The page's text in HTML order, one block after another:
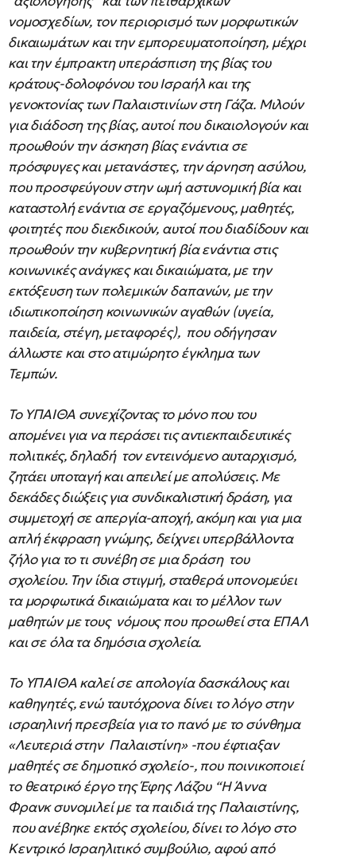
νομοσχεδίων, τον περιορισμό των μορφωτικών
δικαιωμάτων και την εμπορευματοποίηση, μέχρι
και την έμπρακτη υπεράσπιση της βίας του
κράτους-δολοφόνου του Ισραήλ και της
γενοκτονίας των Παλαιστινίων στη Γάζα. Μιλούν
για διάδοση της βίας, αυτοί που δικαιολογούν και
προωθούν την άσκηση βίας ενάντια σε
πρόσφυγες και μετανάστες, την άρνηση ασύλου,
που προσφεύγουν στην ωμή αστυνομική βία και
καταστολή ενάντια σε εργαζόμενους, μαθητές,
φοιτητές που διεκδικούν, αυτοί που διαδίδουν και
προωθούν την κυβερνητική βία ενάντια στις
κοινωνικές ανάγκες και δικαιώματα, με την
εκτόξευση των πολεμικών δαπανών, με την
ιδιωτικοποίηση κοινωνικών αγαθών (υγεία,
παιδεία, στέγη, μεταφορές), που οδήγησαν
άλλωστε και στο ατιμώρητο έγκλημα των
Τεμπών.
Το ΥΠΑΙΘΑ συνεχίζοντας το μόνο που του
απομένει για να περάσει τις αντιεκπαιδευτικές
πολιτικές, δηλαδή τον εντεινόμενο αυταρχισμό,
ζητάει υποταγή και απειλεί με απολύσεις. Με
δεκάδες διώξεις για συνδικαλιστική δράση, για
συμμετοχή σε απεργία-αποχή, ακόμη και για μια
απλή έκφραση γνώμης, δείχνει υπερβάλλοντα
ζήλο για το τι συνέβη σε μια δράση του
σχολείου. Την ίδια στιγμή, σταθερά υπονομεύει
τα μορφωτικά δικαιώματα και το μέλλον των
μαθητών με τους νόμους που προωθεί στα ΕΠΑΛ
και σε όλα τα δημόσια σχολεία.
Το ΥΠΑΙΘΑ καλεί σε απολογία δασκάλους και
καθηγητές, ενώ ταυτόχρονα δίνει το λόγο στην
ισραηλινή πρεσβεία για το πανό με το σύνθημα
«Λευτεριά στην Παλαιστίνη» -που έφτιαξαν
μαθητές σε δημοτικό σχολείο-, που ποινικοποιεί
το θεατρικό έργο της Έφης Λάζου “Η Άννα
Φρανκ συνομιλεί με τα παιδιά της Παλαιστίνης,
που ανέβηκε εκτός σχολείου, δίνει το λόγο στο
Κεντρικό Ισραηλιτικό συμβούλιο, αφού από